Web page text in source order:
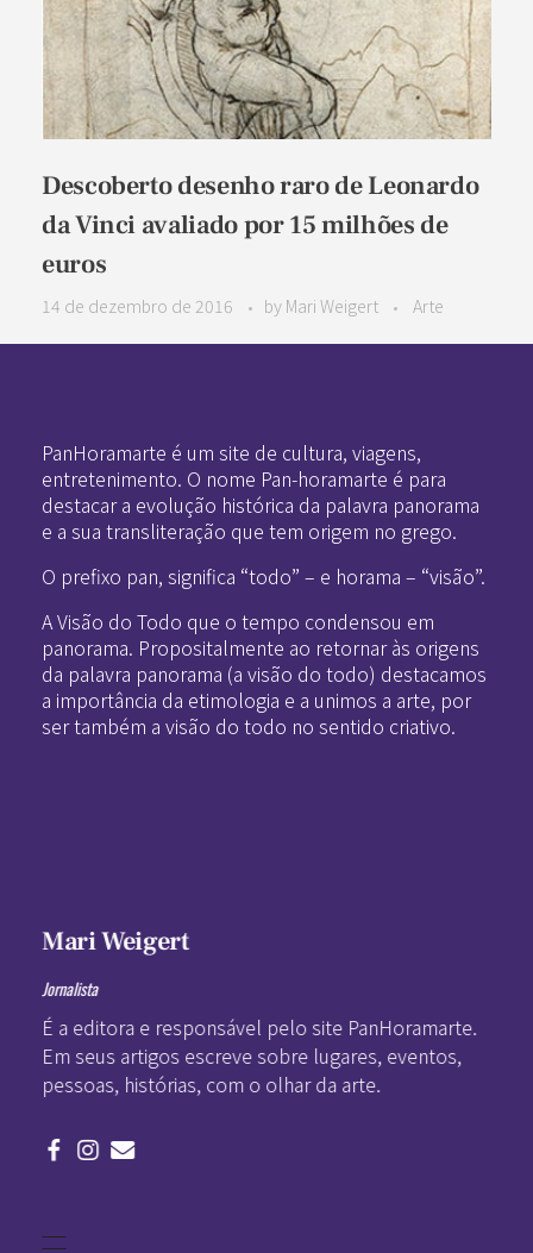
Descoberto desenho raro de Leonardo
da Vinci avaliado por 15 milhões de
euros
14 de dezembro de 2016 by Mari Weigert Arte
PanHoramarte é um site de cultura, viagens,
entretenimento. O nome Pan-horamarte é para
destacar a evolução histórica da palavra panorama
e a sua transliteração que tem origem no grego.
O prefixo pan, significa “todo” – e horama – “visão”.
A Visão do Todo que o tempo condensou em
panorama. Propositalmente ao retornar às origens
da palavra panorama (a visão do todo) destacamos
a importância da etimologia e a unimos a arte, por
ser também a visão do todo no sentido criativo.
Mari Weigert
Jornalista
É a editora e responsável pelo site PanHoramarte.
Em seus artigos escreve sobre lugares, eventos,
pessoas, histórias, com o olhar da arte.